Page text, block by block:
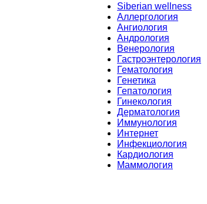
Siberian wellness
Аллергология
Ангиология
Андрология
Венерология
Гастроэнтерология
Гематология
Генетика
Гепатология
Гинекология
Дерматология
Иммунология
Интернет
Инфекциология
Кардиология
Маммология